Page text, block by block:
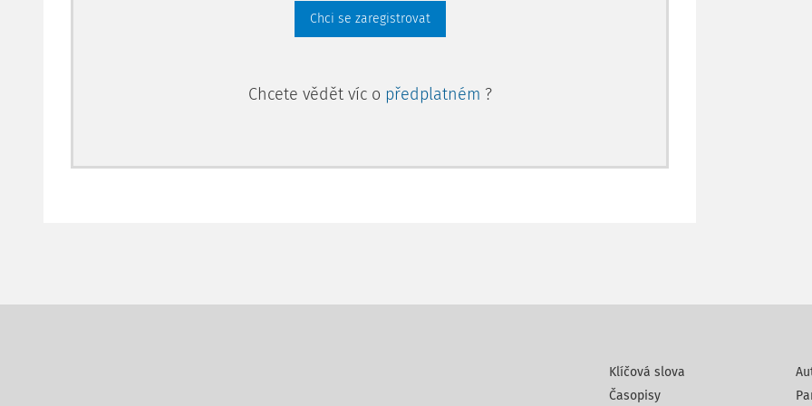
Chci se zaregistrovat
Chcete vědět víc o předplatném ?
Klíčová slova
Časopisy